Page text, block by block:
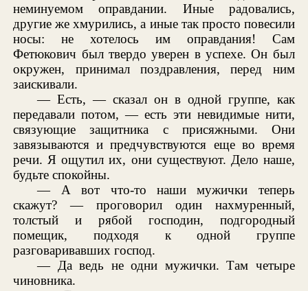
неминуемом оправдании. Иные радовались,
другие же хмурились, а иные так просто повесили
носы: не хотелось им оправдания! Сам
Фетюкович был твердо уверен в успехе. Он был
окружен, принимал поздравления, перед ним
заискивали.
— Есть, — сказал он в одной группе, как
передавали потом, — есть эти невидимые нити,
связующие защитника с присяжными. Они
завязываются и предчувствуются еще во время
речи. Я ощутил их, они существуют. Дело наше,
будьте спокойны.
— А вот что-то наши мужички теперь
скажут? — проговорил один нахмуренный,
толстый и рябой господин, подгородный
помещик, подходя к одной группе
разговаривавших господ.
— Да ведь не одни мужички. Там четыре
чиновника.